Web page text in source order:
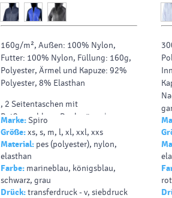
160g/m², Außen: 100% Nylon,
Futter: 100% Nylon, Füllung: 160g,
Polyester, Ärmel und Kapuze: 92%
Polyester, 8% Elasthan
, 2 Seitentaschen mit
Reißverschluss, Raglanärmel,
Kapuze Armabschluss und Saum mit
Einfassung, körperbetonter Schnitt,
Vorder- und Rückenteil mit
wattierter Steppung, reflektierende
Details, leicht und schnelltrocknend
Marke:Spiro
Größe:xs, s, m, l, xl, xxl, xxs
Material: pes (polyester), nylon,
elasthan
Farbe: marineblau, königsblau,
schwarz, grau
Drück:transferdruck - v, siebdruck